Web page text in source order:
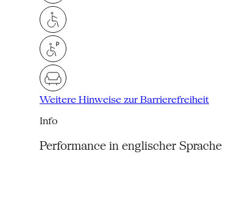
Weitere Hinweise zur Barrierefreiheit
Info
Performance in englischer Sprache